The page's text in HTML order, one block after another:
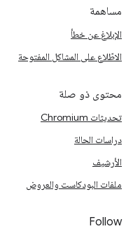
مساهمة
الإبلاغ عن خطأ
الاطّلاع على المشاكل المفتوحة
محتوى ذو صلة
تحديثات Chromium
دراسات الحالة
الأرشيف
ملفات البودكاست والعروض
Follow